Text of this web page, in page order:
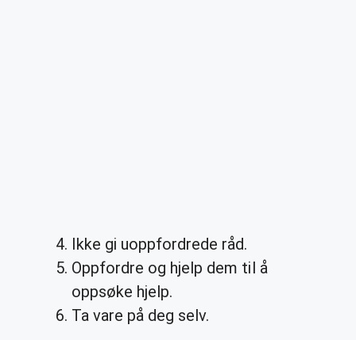
Ikke gi uoppfordrede råd.
Oppfordre og hjelp dem til å
oppsøke hjelp.
Ta vare på deg selv.